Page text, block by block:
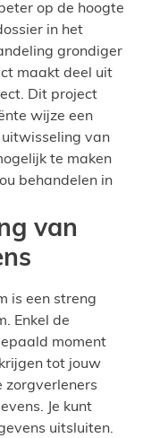
op de hoogte
in het
grondiger
maakt deel uit
Dit project
wijze een
uitwisseling van
te maken
behandelen in
van
is een streng
Enkel de
moment
tot jouw
zorgverleners
Je kunt
uitsluiten.